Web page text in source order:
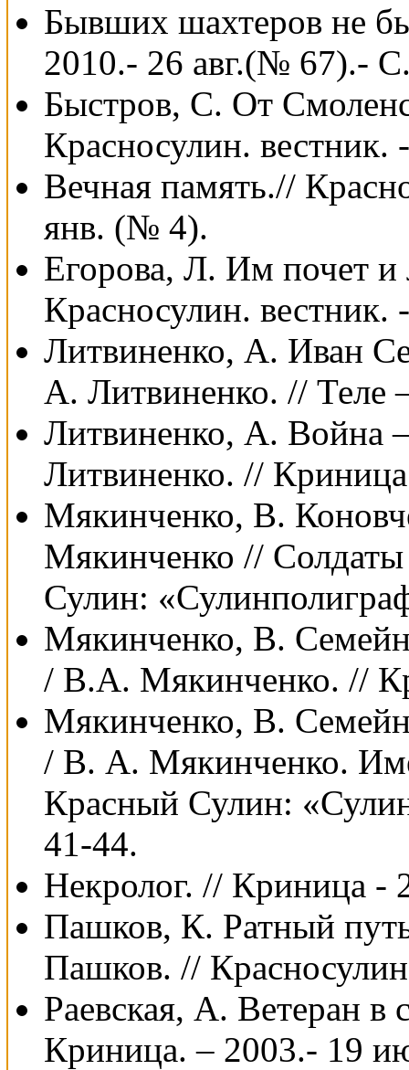
Бывших шахтеров не
2010.- 26 авг.(№ 67).-
Быстров, С. От
Красносулин.
Вечная память.//
янв. (№ 4).
Егорова, Л. Им почет и
Красносулин.
Литвиненко, А. Иван
А. Литвиненко. // Теле
Литвиненко, А. Война
Литвиненко. //
Мякинченко, В.
Мякинченко //
Сулин:
Мякинченко, В.
/ В.А. Мякинченко. //
Мякинченко, В.
/ В. А. Мякинченко.
Красный Сулин:
41-44.
Некролог. // Криница
Пашков, К. Ратный
Пашков. //
Раевская, А. Ветеран в
Криница. – 2003.- 19